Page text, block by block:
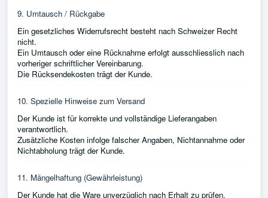
9. Umtausch / Rückgabe
Ein gesetzliches Widerrufsrecht besteht nach Schweizer Recht
nicht.
Ein Umtausch oder eine Rücknahme erfolgt ausschliesslich nach
vorheriger schriftlicher Vereinbarung.
Die Rücksendekosten trägt der Kunde.
10. Spezielle Hinweise zum Versand
Der Kunde ist für korrekte und vollständige Lieferangaben
verantwortlich.
Zusätzliche Kosten infolge falscher Angaben, Nichtannahme oder
Nichtabholung trägt der Kunde.
11. Mängelhaftung (Gewährleistung)
Der Kunde hat die Ware unverzüglich nach Erhalt zu prüfen.